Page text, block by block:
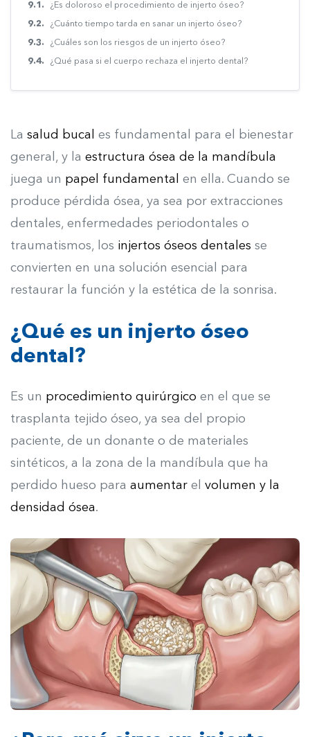
¿Es doloroso el procedimiento de injerto óseo?
¿Cuánto tiempo tarda en sanar un injerto óseo?
¿Cuáles son los riesgos de un injerto óseo?
¿Qué pasa si el cuerpo rechaza el injerto dental?
La salud bucal
es fundamental para el bienestar
general, y la estructura ósea de la mandíbula
juega un papel fundamental
en ella. Cuando se
produce pérdida ósea, ya sea por extracciones
dentales, enfermedades periodontales o
traumatismos, los injertos óseos dentales se
convierten en una solución esencial para
restaurar la función y la estética de la sonrisa.
¿Qué es un injerto óseo
dental?
Es un procedimiento quirúrgico en el que se
trasplanta tejido óseo, ya sea del propio
paciente, de un donante o de materiales
sintéticos, a la zona de la mandíbula que ha
perdido hueso para aumentar el volumen y la
densidad ósea.